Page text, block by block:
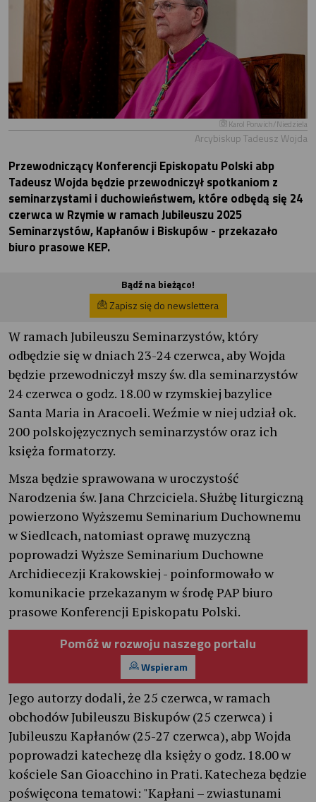
Karol Porwich/Niedziela
Arcybiskup Tadeusz Wojda
Przewodniczący Konferencji Episkopatu Polski abp
Tadeusz Wojda będzie przewodniczył spotkaniom z
seminarzystami i duchowieństwem, które odbędą się 24
czerwca w Rzymie w ramach Jubileuszu 2025
Seminarzystów, Kapłanów i Biskupów - przekazało
biuro prasowe KEP.
Bądź na bieżąco!
Zapisz się do newslettera
W ramach Jubileuszu Seminarzystów, który
odbędzie się w dniach 23-24 czerwca, aby Wojda
będzie przewodniczył mszy św. dla seminarzystów
24 czerwca o godz. 18.00 w rzymskiej bazylice
Santa Maria in Aracoeli. Weźmie w niej udział ok.
200 polskojęzycznych seminarzystów oraz ich
księża formatorzy.
Msza będzie sprawowana w uroczystość
Narodzenia św. Jana Chrzciciela. Służbę liturgiczną
powierzono Wyższemu Seminarium Duchownemu
w Siedlcach, natomiast oprawę muzyczną
poprowadzi Wyższe Seminarium Duchowne
Archidiecezji Krakowskiej - poinformowało w
komunikacie przekazanym w środę PAP biuro
prasowe Konferencji Episkopatu Polski.
Pomóż w rozwoju naszego portalu
Wspieram
Jego autorzy dodali, że 25 czerwca, w ramach
obchodów Jubileuszu Biskupów (25 czerwca) i
Jubileuszu Kapłanów (25-27 czerwca), abp Wojda
poprowadzi katechezę dla księży o godz. 18.00 w
kościele San Gioacchino in Prati. Katecheza będzie
poświęcona tematowi: "Kapłani – zwiastunami